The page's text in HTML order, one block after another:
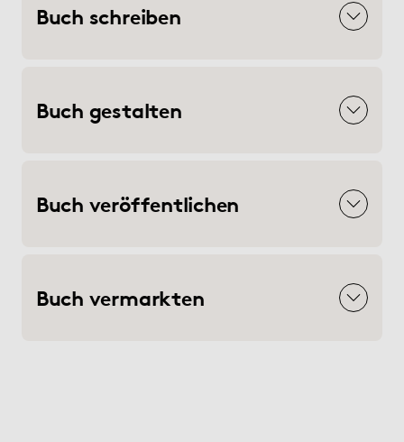
Buch schreiben
Buch gestalten
Buch veröffentlichen
Buch vermarkten